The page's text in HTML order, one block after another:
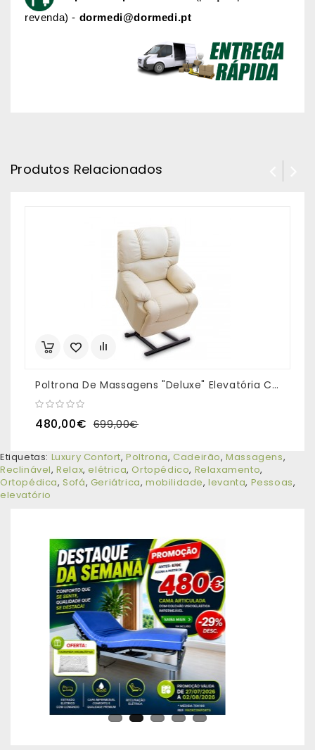
revenda) - dormedi@dormedi.pt
Produtos Relacionados
Poltrona De Massagens "Deluxe" Elevatória Cor Bege
480,00€ 699,00€
Etiquetas: Luxury Confort,Poltrona,Cadeirão,Massagens,
Reclinável,Relax,elétrica,Ortopédico, Relaxamento,
Ortopédica, Sofá, Geriátrica,mobilidade,levanta, Pessoas,
elevatório